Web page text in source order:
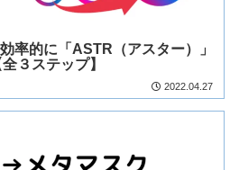
率的に「ASTR（アスター）」
３ステップ】
2022.04.27